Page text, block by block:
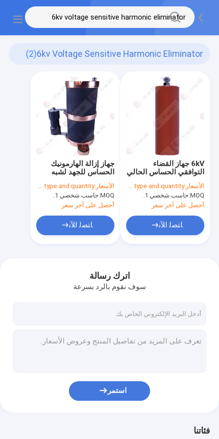
6kv Voltage Sensitive Harmonic Eliminator
(2)
جهاز إزالة الهارمونيك
الحساس للجهد لشبه
العزل لتكنولوجيا
المعلومات
الأسعار:To be determined by type and quantity.
MOQ: حاسب شخصي 1.
أحصل على آخر سعر
ﺎﺘﺼﻟ ﺍﻶﻧ
6kV جهاز القضاء
التوافقي الحساس الحالي
الأسعار:To be determined by type and quantity.
MOQ: حاسب شخصي 1.
أحصل على آخر سعر
ﺎﺘﺼﻟ ﺍﻶﻧ
اترك رسالة
سوف نقوم بالرد بسرعة
استمر
فئاتنا